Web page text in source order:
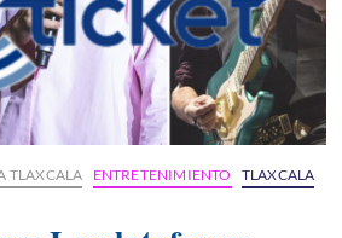
TLAXCALA ENTRETENIMIENTO
TLAXCALA